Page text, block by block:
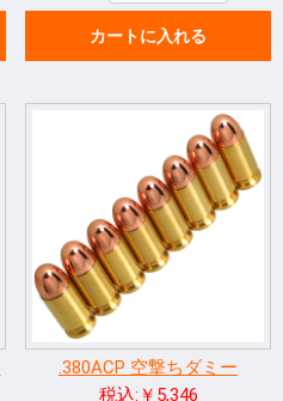
カートに入れる
.380ACP 空撃ちダミー
税込:￥5,346